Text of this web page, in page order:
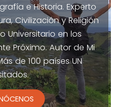
e Historia. Experto
Civilización y Religión
Universitario en los
Próximo. Autor de Mi
de 100 países UN